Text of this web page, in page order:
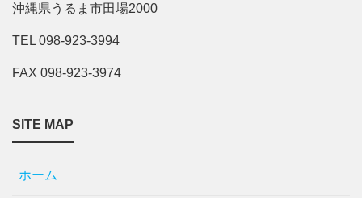
沖縄県うるま市田場2000
TEL 098-923-3994
FAX 098-923-3974
SITE MAP
ホーム